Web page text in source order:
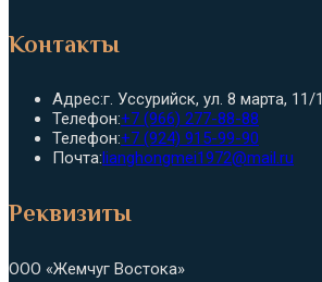
Контакты
Адрес:г. Уссурийск, ул. 8 марта, 11/1
Телефон:+7 (966) 277-88-88
вашем
Телефон:+7 (924) 915-99-90
в
Почта:lianghongmei1972@mail.ru
Реквизиты
ООО «Жемчуг Востока»